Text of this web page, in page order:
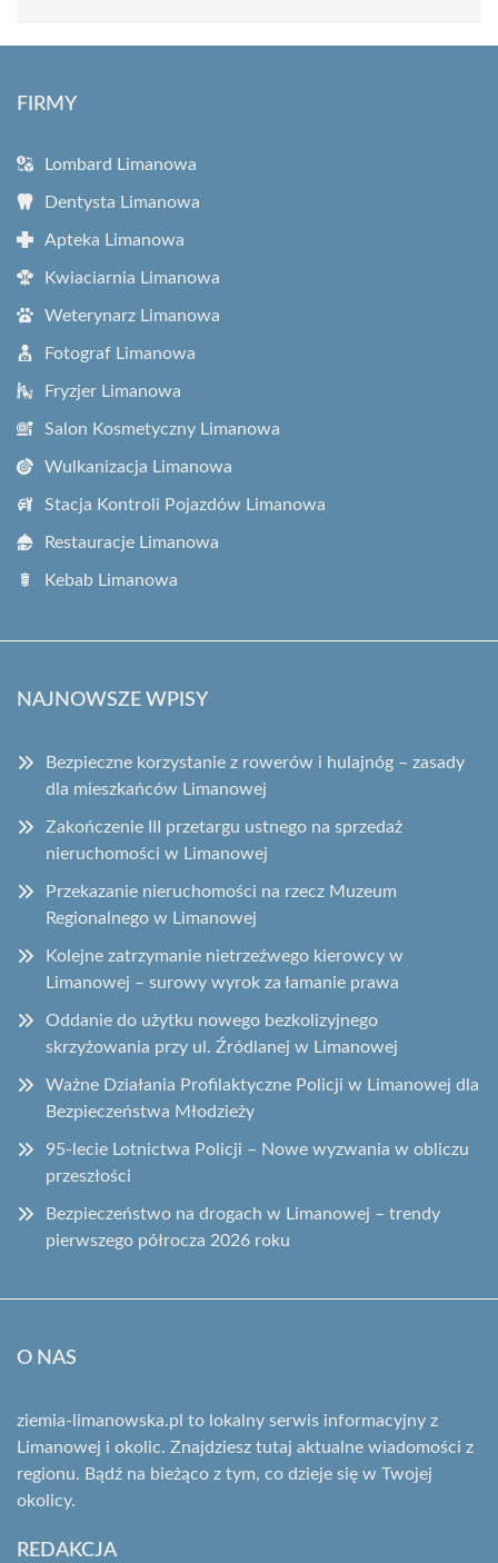
FIRMY
Lombard Limanowa
Dentysta Limanowa
Apteka Limanowa
Kwiaciarnia Limanowa
Weterynarz Limanowa
Fotograf Limanowa
Fryzjer Limanowa
Salon Kosmetyczny Limanowa
Wulkanizacja Limanowa
Stacja Kontroli Pojazdów Limanowa
Restauracje Limanowa
Kebab Limanowa
NAJNOWSZE WPISY
Bezpieczne korzystanie z rowerów i hulajnóg – zasady
dla mieszkańców Limanowej
Zakończenie III przetargu ustnego na sprzedaż
nieruchomości w Limanowej
Przekazanie nieruchomości na rzecz Muzeum
Regionalnego w Limanowej
Kolejne zatrzymanie nietrzeźwego kierowcy w
Limanowej – surowy wyrok za łamanie prawa
Oddanie do użytku nowego bezkolizyjnego
skrzyżowania przy ul. Źródlanej w Limanowej
Ważne Działania Profilaktyczne Policji w Limanowej dla
Bezpieczeństwa Młodzieży
95-lecie Lotnictwa Policji – Nowe wyzwania w obliczu
przeszłości
Bezpieczeństwo na drogach w Limanowej – trendy
pierwszego półrocza 2026 roku
O NAS
ziemia-limanowska.pl to lokalny serwis informacyjny z
Limanowej i okolic. Znajdziesz tutaj aktualne wiadomości z
regionu. Bądź na bieżąco z tym, co dzieje się w Twojej
okolicy.
REDAKCJA